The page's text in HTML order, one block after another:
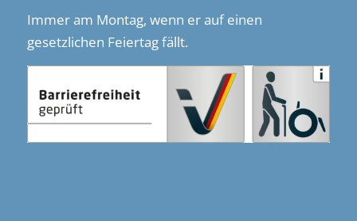
Immer am Montag, wenn er auf einen
gesetzlichen Feiertag fällt.